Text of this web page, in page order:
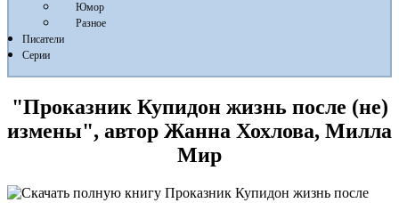
Юмор
Разное
Писатели
Серии
"Проказник Купидон жизнь после (не)
измены", автор Жанна Хохлова, Милла
Мир